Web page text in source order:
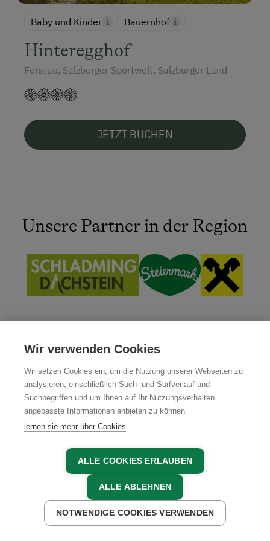
Baby und Kinder Bauernhof
Hinteregghof
Forstau, Salzburger Sportwelt, Salzburger Land
JETZT BUCHEN
Unsere Partner in der Region
JETZT ANFRAGEN
MITGLIEDER
MITGLIEDER LOGIN
Wir verwenden Cookies
Wir setzen Cookies ein, um die Nutzung unserer Webseiten zu
analysieren, einschließlich Such- und Surfverlauf und
Suchbegriffen und um Ihnen auf Ihr Nutzungsverhalten
angepasste Informationen anbieten zu können.
lernen sie mehr über Cookies
ALLE COOKIES ERLAUBEN
ALLE ABLEHNEN
NOTWENDIGE COOKIES VERWENDEN